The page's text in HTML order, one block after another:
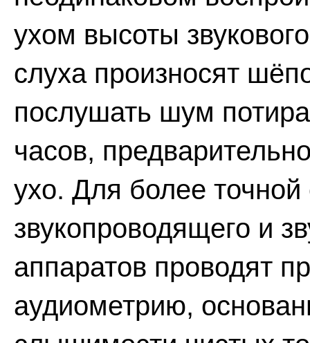
ухом высоты
слуха произносят
послушать шум
часов,
ухо. Для более точной
звукопроводящего и
аппаратов проводят
аудиометрию,